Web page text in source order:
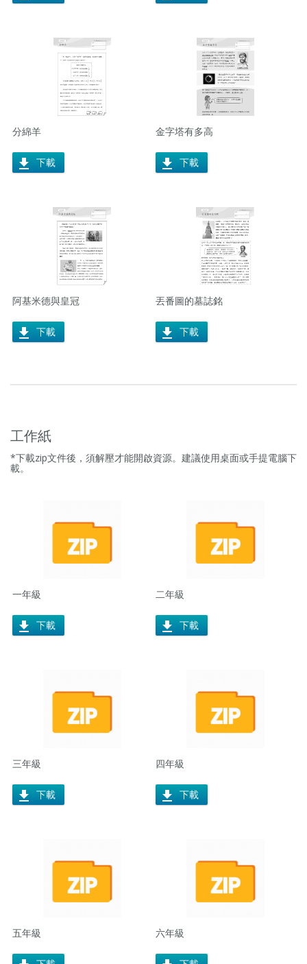
分綿羊
下載
金字塔有多高
下載
阿基米德與皇冠
下載
丟番圖的墓誌銘
下載
工作紙
*下載zip文件後，須解壓才能開啟資源。建議使用桌面或手提電腦下
載。
一年級
下載
二年級
下載
三年級
下載
四年級
下載
五年級 六年級